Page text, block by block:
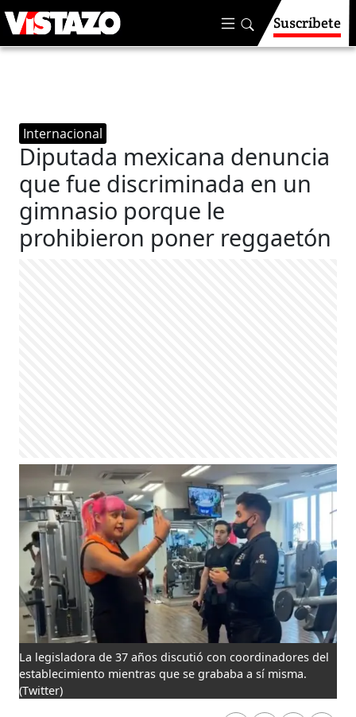
Suscríbete
Internacional
Diputada mexicana denuncia
que fue discriminada en un
gimnasio porque le
prohibieron poner reggaetón
La legisladora de 37 años discutió con coordinadores del
establecimiento mientras que se grababa a sí misma.
(Twitter)